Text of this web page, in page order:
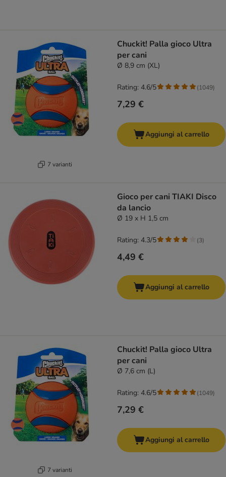
7 varianti
Chuckit! Palla gioco Ultra
per cani
Ø 8,9 cm (XL)
7,29 €
Rating: 4.6/5 (1049)
Aggiungi al carrello
Gioco per cani TIAKI Disco
da lancio
Ø 19 x H 1,5 cm
4,49 €
Rating: 4.3/5 (3)
Aggiungi al carrello
7 varianti
Chuckit! Palla gioco Ultra
per cani
Ø 7,6 cm (L)
7,29 €
Rating: 4.6/5 (1049)
Aggiungi al carrello